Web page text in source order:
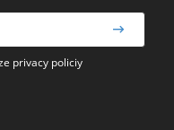
privacy policiy